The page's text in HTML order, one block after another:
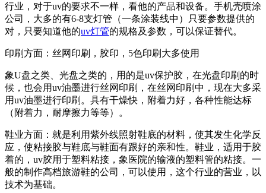
行业，对于uv的要求不一样，看他的产品和设备。手机壳喷涂
公司，大多的有6-8支灯管（一条涂装线中）只要参数提供的
对，只要知道他的uv灯管的规格及参数，可以保证替代。
印刷方面：丝网印刷，胶印，5色印刷大多使用
象U盘之类、光盘之类的，用的是uv保护胶，在光盘印刷的时
候，也会用uv油墨进行丝网印刷，在丝网印刷中，现在大多采
用uv油墨进行印刷。具有干燥快，附着力好，各种性能达标
（附着力，耐摩擦力等等）。
鞋业方面：就是利用紫外线照射鞋底的材料，使其发生化学反
应，使粘接胶与鞋底与鞋面有跟好的亲和性。鞋业，适用于胶
着的，uv胶用于塑料粘接，象医院的输液的塑料管的粘接。一
般的制作高档旅游鞋的公司，可以使用，这个行业的营业，以
技术为基础。